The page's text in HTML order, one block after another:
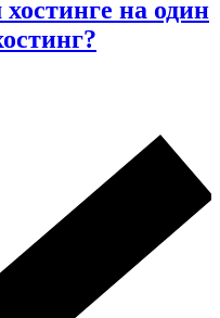
на один